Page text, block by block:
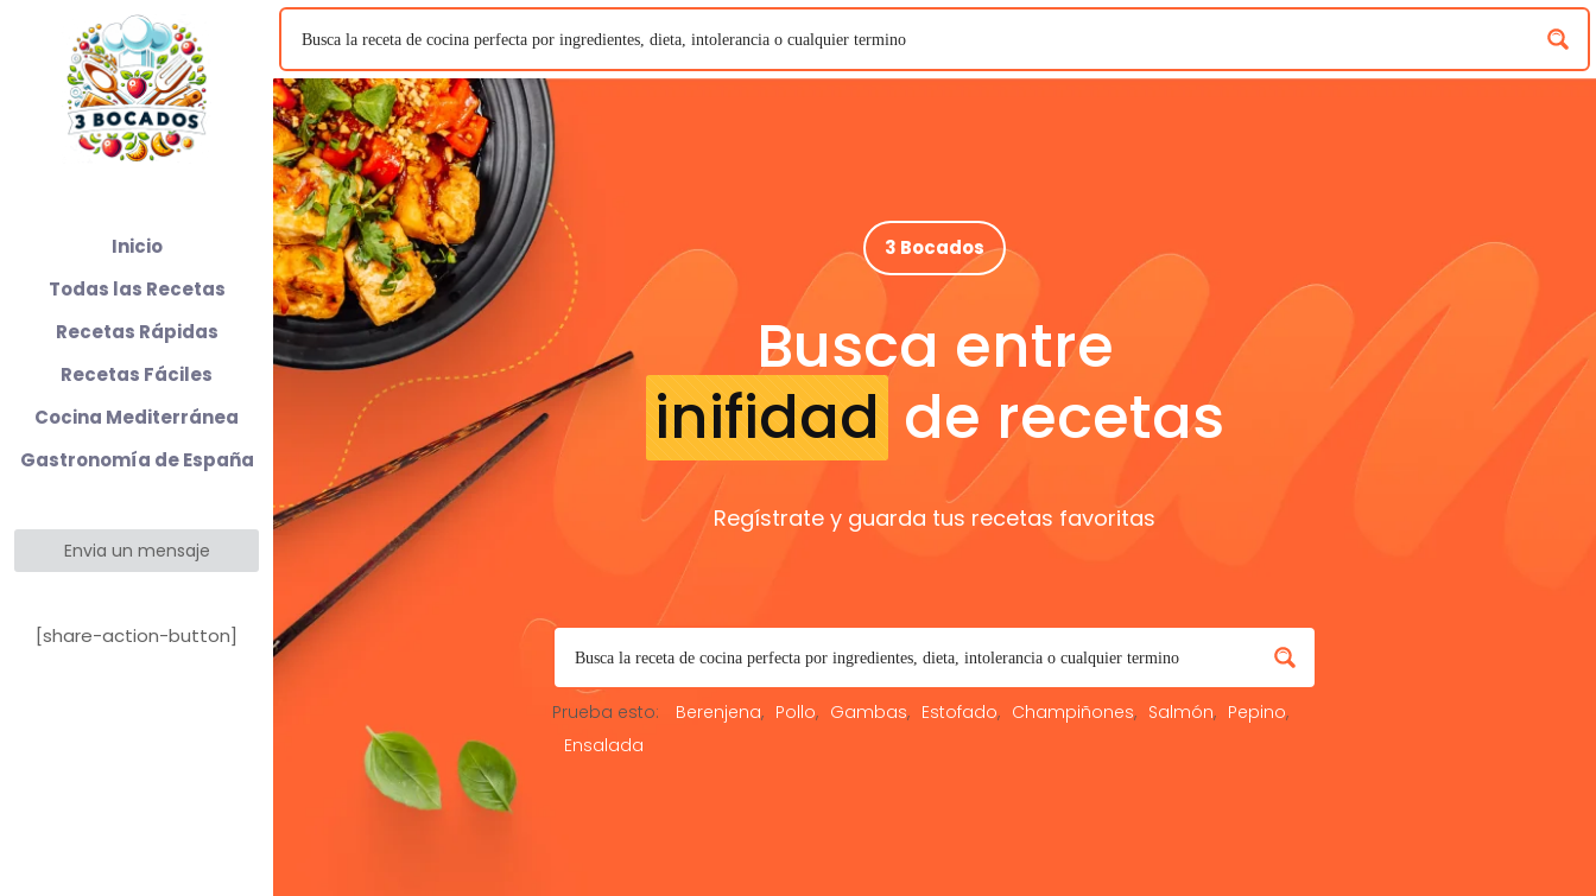
3 Bocados
Busca entre
inifidad de recetas
Regístrate y guarda tus recetas favoritas
Prueba esto: Berenjena Pollo Gambas Estofado Champiñones Salmón
Pepino
Ensalada
Inicio
Todas las Recetas
Recetas Rápidas
Recetas Fáciles
Cocina Mediterránea
Gastronomía de España
Envia un mensaje
[share-action-button]